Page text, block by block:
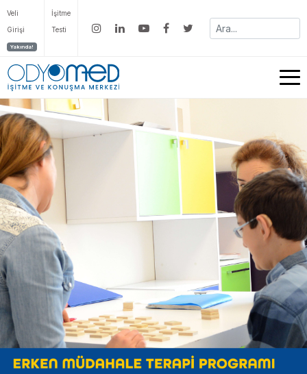
Veli
Girişi
Yakında!
İşitme
Testi